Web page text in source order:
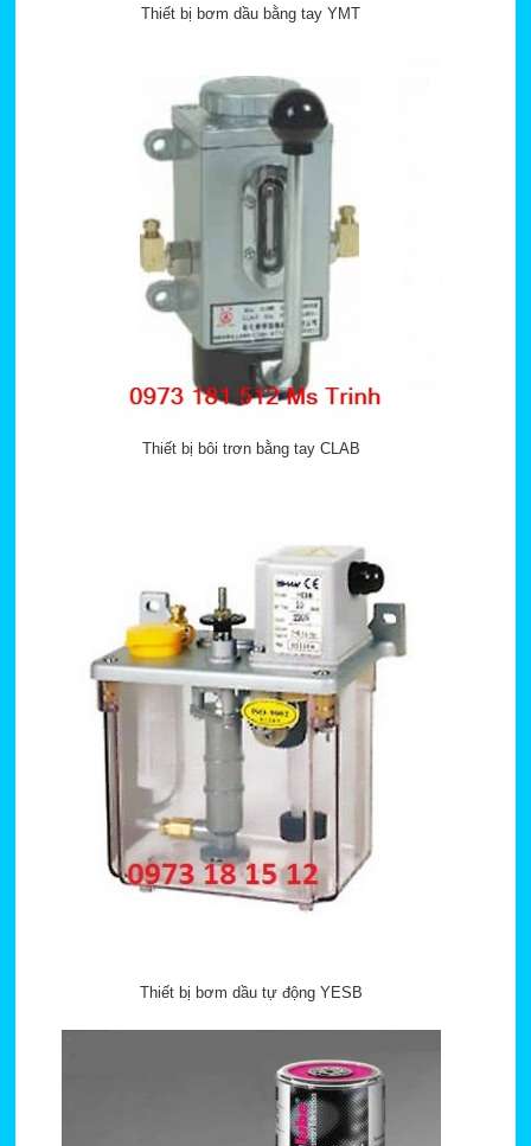
Thiết bị bơm dầu bằng tay YMT
Thiết bị bôi trơn bằng tay CLAB
Thiết bị bơm dầu tự động YESB